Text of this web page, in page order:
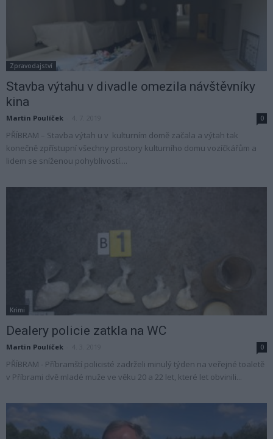
Zpravodajství
Stavba výtahu v divadle omezila návštěvníky
kina
Martin Poulíček 0
PŘÍBRAM – Stavba výtah u v kulturním domě začala a výtah tak
konečně zpřístupní všechny prostory kulturního domu vozíčkářům a
lidem se sníženou pohyblivostí....
Krimi
Dealery policie zatkla na WC
Martin Poulíček 0
PŘÍBRAM - Příbramští policisté zadrželi minulý týden na veřejné toaletě
v Příbrami dvě mladé muže ve věku 20 a 22 let, které let obvinili...